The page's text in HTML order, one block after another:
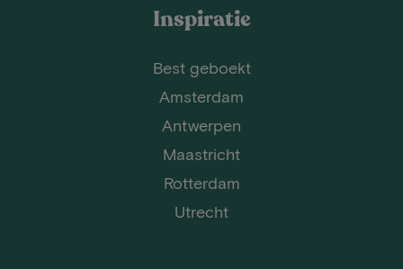
Inspiratie
Best geboekt
Amsterdam
Antwerpen
Maastricht
Rotterdam
Utrecht